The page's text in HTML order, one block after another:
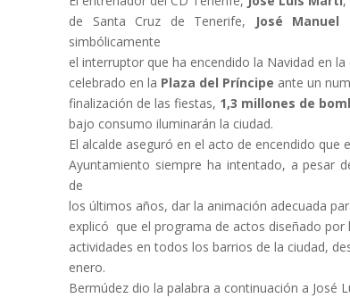
de Santa Cruz de Tenerife,
José Manuel
simbólicamente
el interruptor que ha encendido la Navidad en
celebrado en la Plaza del Príncipe ante un
finalización de las fiestas, 1,3 millones de
bajo consumo iluminarán la ciudad.
El alcalde aseguró en el acto de encendido que
Ayuntamiento siempre ha intentado, a pesar
de
los últimos años, dar la animación adecuada
explicó que el programa de actos diseñado por
actividades en todos los barrios de la ciudad,
enero.
Bermúdez dio la palabra a continuación a José